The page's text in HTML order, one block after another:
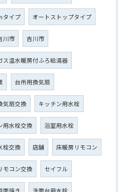
タイプ オートストップタイプ
川市 吉川市
ス温水暖房付ふろ給湯器
台所用換気扇
気扇交換 キッチン用水栓
用水栓交換 浴室用水栓
栓交換 店舗 床暖房リモコン
モコン交換 セイフル
面焼き 洗面台用水栓